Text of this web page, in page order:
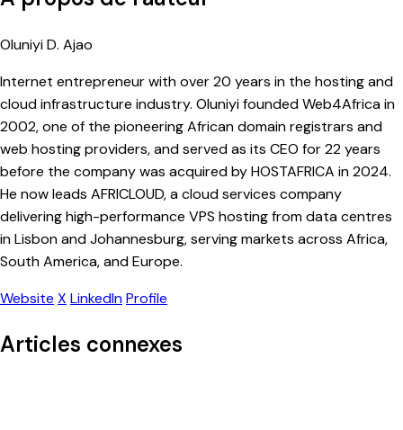
Oluniyi D. Ajao
Internet entrepreneur with over 20 years in the hosting and
cloud infrastructure industry. Oluniyi founded Web4Africa in
2002, one of the pioneering African domain registrars and
web hosting providers, and served as its CEO for 22 years
before the company was acquired by HOSTAFRICA in 2024.
He now leads AFRICLOUD, a cloud services company
delivering high-performance VPS hosting from data centres
in Lisbon and Johannesburg, serving markets across Africa,
South America, and Europe.
Website X LinkedInProfile
Articles connexes